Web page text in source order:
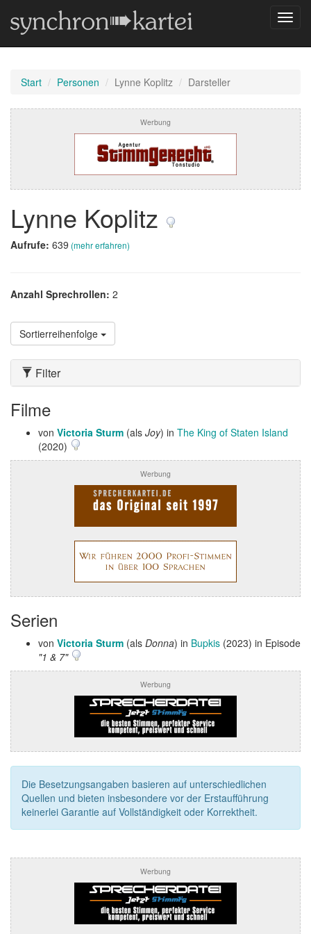
Start Personen Lynne Koplitz Darsteller
Werbung
Lynne Koplitz
Aufrufe: 639 (mehr erfahren)
Anzahl Sprechrollen: 2
Sortierreihenfolge
Filter
Filme
von Victoria Sturm (als Joy) in The King of Staten Island
(2020)
Werbung
Serien
von Victoria Sturm (als Donna) in Bupkis (2023) in Episode
"1 & 7"
Werbung
Die Besetzungsangaben basieren auf unterschiedlichen
Quellen und bieten insbesondere vor der Erstaufführung
keinerlei Garantie auf Vollständigkeit oder Korrektheit.
Werbung